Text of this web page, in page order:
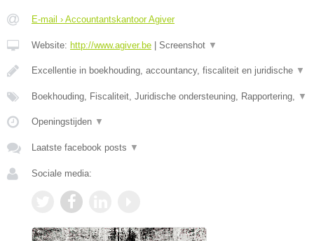
E-mail › Accountantskantoor Agiver
Website: http://www.agiver.be Screenshot ▼
Excellentie in boekhouding, accountancy, fiscaliteit en juridische ▼
Boekhouding, Fiscaliteit, Juridische ondersteuning, Rapportering, ▼
Openingstijden ▼
Laatste facebook posts ▼
Sociale media: